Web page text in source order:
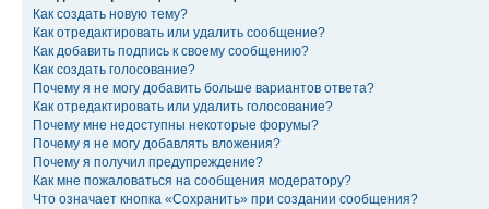
Как создать новую тему?
Как отредактировать или удалить сообщение?
Как добавить подпись к своему сообщению?
Как создать голосование?
Почему я не могу добавить больше вариантов ответа?
Как отредактировать или удалить голосование?
Почему мне недоступны некоторые форумы?
Почему я не могу добавлять вложения?
Почему я получил предупреждение?
Как мне пожаловаться на сообщения модератору?
Что означает кнопка «Сохранить» при создании сообщения?